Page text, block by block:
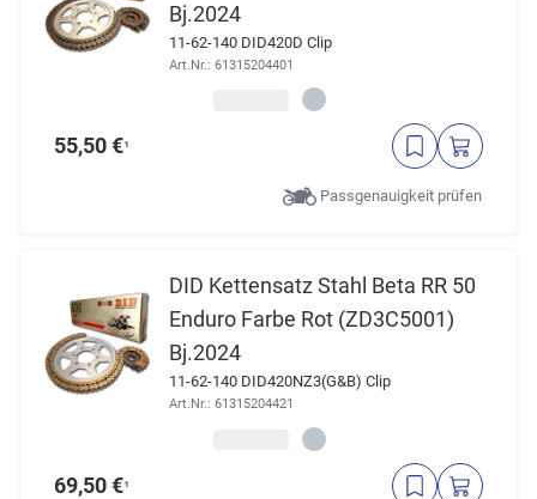
Bj.2024
11-62-140 DID420D Clip
Art.Nr.: 61315204401
55,50 €¹
Passgenauigkeit prüfen
DID Kettensatz Stahl Beta RR 50
Enduro Farbe Rot (ZD3C5001)
Bj.2024
11-62-140 DID420NZ3(G&B) Clip
Art.Nr.: 61315204421
69,50 €¹